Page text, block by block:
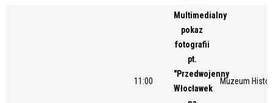
11:00
Multimedialny
pokaz
fotografii
pt.
"Przedwojenny
Włocławek
Muzeum